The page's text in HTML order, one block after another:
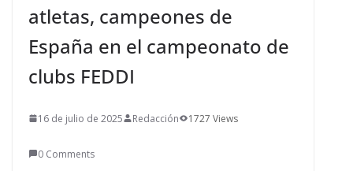
atletas, campeones de
España en el campeonato de
clubs FEDDI
16 de julio de 2025 Redacción 1727 Views
0 Comments